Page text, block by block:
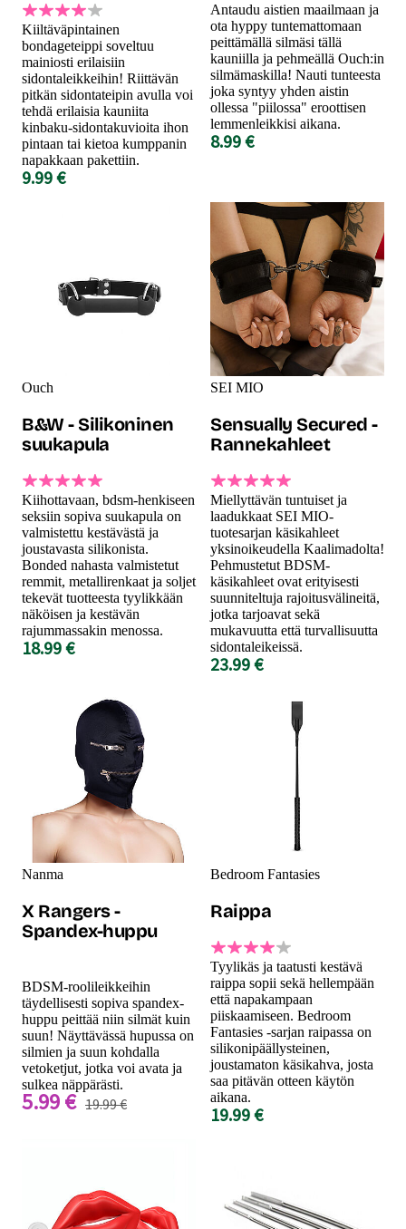
Kiiltäväpintainen
bondageteippi soveltuu
mainiosti erilaisiin
sidontaleikkeihin! Riittävän
pitkän sidontateipin avulla voi
tehdä erilaisia kauniita
kinbaku-sidontakuvioita ihon
pintaan tai kietoa kumppanin
napakkaan pakettiin.
9.99 €
Antaudu aistien maailmaan ja
ota hyppy tuntemattomaan
peittämällä silmäsi tällä
kauniilla ja pehmeällä Ouch:in
silmämaskilla! Nauti tunteesta
joka syntyy yhden aistin
ollessa "piilossa" eroottisen
lemmenleikkisi aikana.
8.99 €
Ouch
B&W - Silikoninen
suukapula
Kiihottavaan, bdsm-henkiseen
seksiin sopiva suukapula on
valmistettu kestävästä ja
joustavasta silikonista.
Bonded nahasta valmistetut
remmit, metallirenkaat ja soljet
tekevät tuotteesta tyylikkään
näköisen ja kestävän
rajummassakin menossa.
18.99 €
SEI MIO
Sensually Secured -
Rannekahleet
Miellyttävän tuntuiset ja
laadukkaat SEI MIO-
tuotesarjan käsikahleet
yksinoikeudella Kaalimadolta!
Pehmustetut BDSM-
käsikahleet ovat erityisesti
suunniteltuja rajoitusvälineitä,
jotka tarjoavat sekä
mukavuutta että turvallisuutta
sidontaleikeissä.
23.99 €
Nanma
X Rangers -
Spandex-huppu
BDSM-roolileikkeihin
täydellisesti sopiva spandex-
huppu peittää niin silmät kuin
suun! Näyttävässä hupussa on
silmien ja suun kohdalla
vetoketjut, jotka voi avata ja
sulkea näppärästi.
5.99 € 19.99 €
Bedroom Fantasies
Raippa
Tyylikäs ja taatusti kestävä
raippa sopii sekä hellempään
että napakampaan
piiskaamiseen. Bedroom
Fantasies -sarjan raipassa on
silikonipäällysteinen,
joustamaton käsikahva, josta
saa pitävän otteen käytön
aikana.
19.99 €